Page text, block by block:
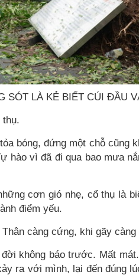
SÓT LÀ KẺ BIẾT CÚI ĐẦU
bóng, đứng một chỗ
hào vì đã đi qua bao mưa
cơn gió nhẹ, cổ thụ là
điểm yếu.
càng cứng, khi gãy càng
không báo trước. Mất
ra với mình, lại đến đúng